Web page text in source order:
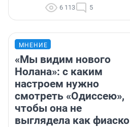
6 113 5
МНЕНИЕ
«Мы видим нового
Нолана»: с каким
настроем нужно
смотреть «Одиссею»,
чтобы она не
выглядела как фиаско